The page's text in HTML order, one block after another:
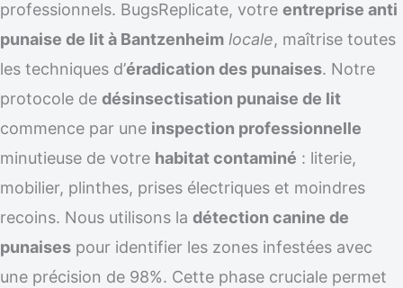
professionnels. BugsReplicate, votre entreprise anti
punaise de lit à Bantzenheim locale, maîtrise toutes
les techniques d’éradication des punaises. Notre
protocole de désinsectisation punaise de lit
commence par une inspection professionnelle
minutieuse de votre habitat contaminé : literie,
mobilier, plinthes, prises électriques et moindres
recoins. Nous utilisons la détection canine de
punaises pour identifier les zones infestées avec
une précision de 98%. Cette phase cruciale permet